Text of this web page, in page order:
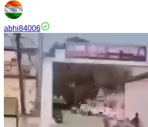
abhi84006